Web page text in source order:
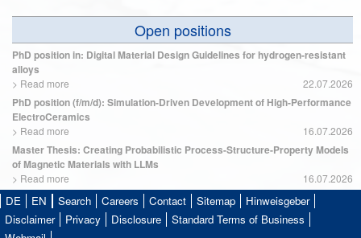
Open positions
PhD position in: Digital Material Design Guidelines for hydrogen-resistant
alloys
> Read more 22.07.2026
PhD position (f/m/d): Simulation-Driven Development of High-Performance
ElectroCeramics
> Read more 16.07.2026
Master Thesis: Creating Probabilistic Process-Structure-Property Models
of Magnetic Materials with LLMs
> Read more 16.07.2026
DE EN Search Careers Contact Sitemap
Hinweisgeber
Disclaimer
Privacy Disclosure
Standard Terms of Business